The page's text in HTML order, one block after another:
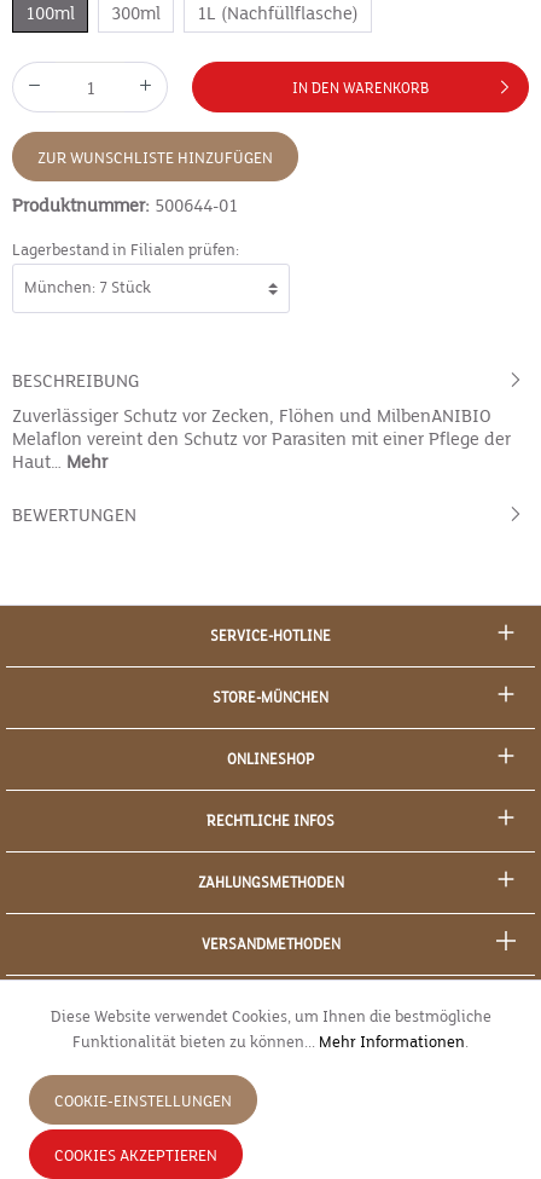
100ml 300ml 1L (Nachfüllflasche)
IN DEN WARENKORB
ZUR WUNSCHLISTE HINZUFÜGEN
Produktnummer: 500644-01
Lagerbestand in Filialen prüfen:
BESCHREIBUNG
Zuverlässiger Schutz vor Zecken, Flöhen und MilbenANIBIO
Melaflon vereint den Schutz vor Parasiten mit einer Pflege der
Haut… Mehr
BEWERTUNGEN
SERVICE-HOTLINE
STORE-MÜNCHEN
ONLINESHOP
RECHTLICHE INFOS
ZAHLUNGSMETHODEN
VERSANDMETHODEN
JETZT WIDERRUFEN
Diese Website verwendet Cookies, um Ihnen die bestmögliche
Funktionalität bieten zu können... Mehr Informationen.
COOKIE-EINSTELLUNGEN
COOKIES AKZEPTIEREN